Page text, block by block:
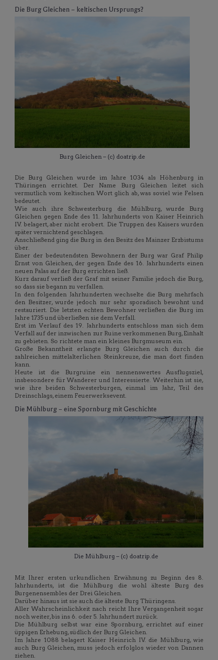
Die Burg Gleichen – keltischen Ursprungs?
Burg Gleichen – (c) doatrip.de
Die Burg Gleichen wurde im Jahre 1034 als Höhenburg in
Thüringen errichtet. Der Name Burg Gleichen leitet sich
vermutlich vom keltischen Wort glich ab, was soviel wie Felsen
bedeutet.
Wie auch ihre Schwesterburg die Mühlburg, wurde Burg
Gleichen gegen Ende des 11. Jahrhunderts von Kaiser Heinrich
IV. belagert, aber nicht erobert. Die Truppen des Kaisers wurden
später vernichtend geschlagen.
Anschließend ging die Burg in den Besitz des Mainzer Erzbistums
über.
Einer der bedeutendsten Bewohnern der Burg war Graf Philip
Ernst von Gleichen, der gegen Ende des 16. Jahrhunderts einen
neuen Palas auf der Burg errichten ließ.
Kurz darauf verließ der Graf mit seiner Familie jedoch die Burg,
so dass sie begann zu verfallen.
In den folgenden Jahrhunderten wechselte die Burg mehrfach
den Besitzer, wurde jedoch nur sehr sporadisch bewohnt und
restauriert. Die letzten echten Bewohner verließen die Burg im
Jahre 1735 und überließen sie dem Verfall.
Erst im Verlauf des 19. Jahrhunderts entschloss man sich dem
Verfall auf der inzwischen zur Ruine verkommenen Burg, Einhalt
zu gebieten. So richtete man ein kleines Burgmuseum ein.
Große Bekanntheit erlangte Burg Gleichen auch durch die
zahlreichen mittelalterlichen Steinkreuze, die man dort finden
kann.
Heute ist die Burgruine ein nennenswertes Ausflugsziel,
insbesondere für Wanderer und Interessierte. Weiterhin ist sie,
wie ihre beiden Schwesterburgen, einmal im Jahr, Teil des
Dreinschlags, einem Feuerwerksevent.
Die Mühlburg – eine Spornburg mit Geschichte
Die Mühlburg – (c) doatrip.de
Mit Ihrer ersten urkundlichen Erwähnung zu Beginn des 8.
Jahrhunderts, ist die Mühlburg die wohl älteste Burg des
Burgenensembles der Drei Gleichen.
Darüber hinaus ist sie auch die älteste Burg Thüringens.
Aller Wahrscheinlichkeit nach reicht Ihre Vergangenheit sogar
noch weiter, bis ins 6. oder 5. Jahrhundert zurück.
Die Mühlburg selbst war eine Spornburg, errichtet auf einer
üppigen Erhebung, südlich der Burg Gleichen.
Im Jahre 1088 belagert Kaiser Heinrich IV. die Mühlburg, wie
auch Burg Gleichen, muss jedoch erfolglos wieder von Dannen
ziehen.